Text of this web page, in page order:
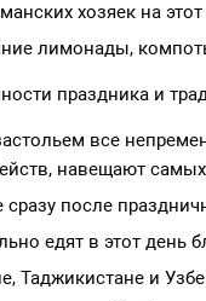
хозяек на
лимонады,
праздника и
все
навещают
сразу после
едят в этот день
Таджикистане и